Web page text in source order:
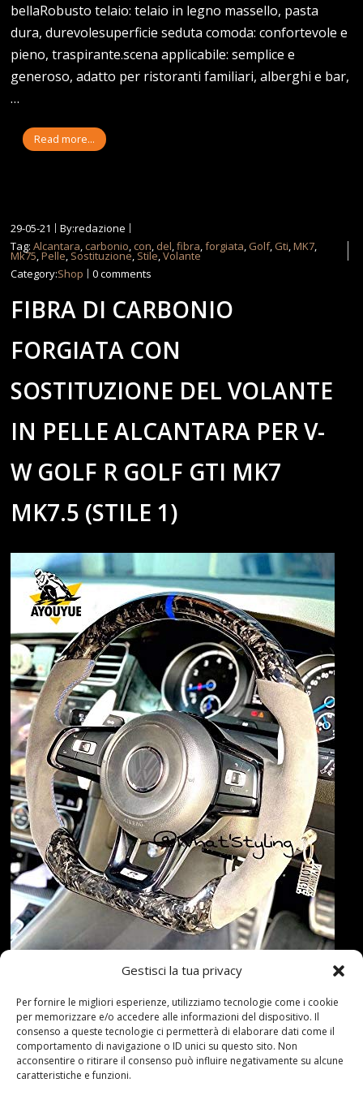
Gestisci la tua privacy
Per fornire le migliori esperienze, utilizziamo tecnologie come i cookie
per memorizzare e/o accedere alle informazioni del dispositivo. Il
consenso a queste tecnologie ci permetterà di elaborare dati come il
comportamento di navigazione o ID unici su questo sito. Non
acconsentire o ritirare il consenso può influire negativamente su alcune
caratteristiche e funzioni.
bellaRobusto telaio: telaio in legno massello, pasta
dura, durevolesuperficie seduta comoda: confortevole e
pieno, traspirante.scena applicabile: semplice e
generoso, adatto per ristoranti familiari, alberghi e bar,
…
Read more...
29-05-21
By:redazione
Tag:Alcantara, carbonio, con, del,fibra,forgiata, Golf, Gti,MK7,
Mk75,Pelle, Sostituzione, Stile,Volante
Category:Shop 0 comments
FIBRA DI CARBONIO
FORGIATA CON
SOSTITUZIONE DEL VOLANTE
IN PELLE ALCANTARA PER V-
W GOLF R GOLF GTI MK7
MK7.5 (STILE 1)
Mestiere forgiato di alta qualità in fibra di carbonio con
pelle Alcantara, configurazione racing.Esclusiva
personalizzazione del prodotto,Può essere abbinato
liberamente a diversi materiali in pelle, colori e motivi